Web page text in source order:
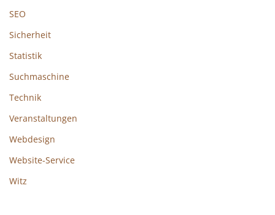
SEO
Sicherheit
Statistik
Suchmaschine
Technik
Veranstaltungen
Webdesign
Website-Service
Witz